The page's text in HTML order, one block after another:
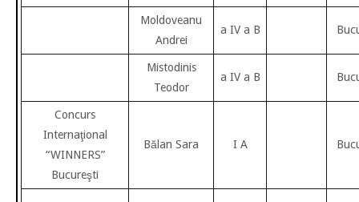
Moldoveanu
Andrei
a IV a B
Mistodinis
Teodor
a IV a B
Concurs
Internaţional
“WINNERS”
Bucureşti
Bălan Sara I A